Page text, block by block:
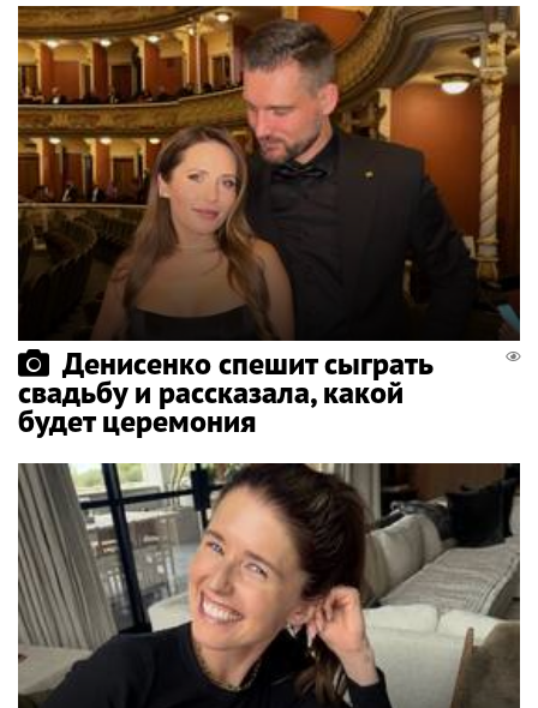
Денисенко спешит сыграть
свадьбу и рассказала, какой
будет церемония